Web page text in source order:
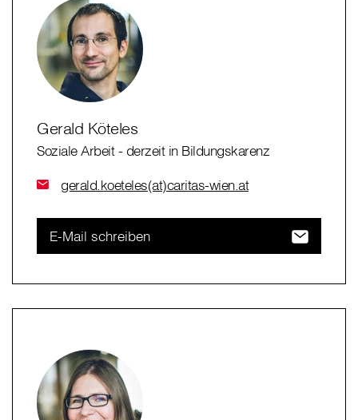
Gerald Köteles
Soziale Arbeit - derzeit in Bildungskarenz
gerald.koeteles(at)caritas-wien.at
E-Mail schreiben